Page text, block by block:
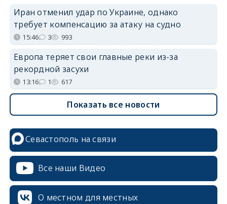
Иран отменил удар по Украине, однако
требует компенсацию за атаку на судно
15:46 3 993
Европа теряет свои главные реки из-за
рекордной засухи
13:16 1 617
Показать все новости
Севастополь на связи
Все наши Видео
О местном для местных
erid: 2SDnjcrDNw6